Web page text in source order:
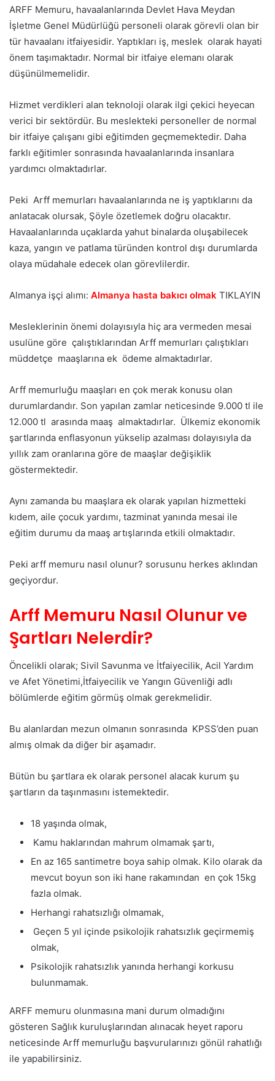
ARFF Memuru, havaalanlarında Devlet Hava Meydan
İşletme Genel Müdürlüğü personeli olarak görevli olan bir
tür havaalanı itfaiyesidir. Yaptıkları iş, meslek olarak hayati
önem taşımaktadır. Normal bir itfaiye elemanı olarak
düşünülmemelidir.
Hizmet verdikleri alan teknoloji olarak ilgi çekici heyecan
verici bir sektördür. Bu meslekteki personeller de normal
bir itfaiye çalışanı gibi eğitimden geçmemektedir. Daha
farklı eğitimler sonrasında havaalanlarında insanlara
yardımcı olmaktadırlar.
Peki Arff memurları havaalanlarında ne iş yaptıklarını da
anlatacak olursak, Şöyle özetlemek doğru olacaktır.
Havaalanlarında uçaklarda yahut binalarda oluşabilecek
kaza, yangın ve patlama türünden kontrol dışı durumlarda
olaya müdahale edecek olan görevlilerdir.
Almanya işçi alımı: Almanya hasta bakıcı olmak TIKLAYIN
Mesleklerinin önemi dolayısıyla hiç ara vermeden mesai
usulüne göre çalıştıklarından Arff memurları çalıştıkları
müddetçe maaşlarına ek ödeme almaktadırlar.
Arff memurluğu maaşları en çok merak konusu olan
durumlardandır. Son yapılan zamlar neticesinde 9.000 tl ile
12.000 tl arasında maaş almaktadırlar. Ülkemiz ekonomik
şartlarında enflasyonun yükselip azalması dolayısıyla da
yıllık zam oranlarına göre de maaşlar değişiklik
göstermektedir.
Aynı zamanda bu maaşlara ek olarak yapılan hizmetteki
kıdem, aile çocuk yardımı, tazminat yanında mesai ile
eğitim durumu da maaş artışlarında etkili olmaktadır.
Peki arff memuru nasıl olunur? sorusunu herkes aklından
geçiyordur.
Arff Memuru Nasıl Olunur ve
Şartları Nelerdir?
Öncelikli olarak; Sivil Savunma ve İtfaiyecilik, Acil Yardım
ve Afet Yönetimi,İtfaiyecilik ve Yangın Güvenliği adlı
bölümlerde eğitim görmüş olmak gerekmelidir.
Bu alanlardan mezun olmanın sonrasında KPSS’den puan
almış olmak da diğer bir aşamadır.
Bütün bu şartlara ek olarak personel alacak kurum şu
şartların da taşınmasını istemektedir.
18 yaşında olmak,
Kamu haklarından mahrum olmamak şartı,
En az 165 santimetre boya sahip olmak. Kilo olarak da
mevcut boyun son iki hane rakamından en çok 15kg
fazla olmak.
Herhangi rahatsızlığı olmamak,
Geçen 5 yıl içinde psikolojik rahatsızlık geçirmemiş
olmak,
Psikolojik rahatsızlık yanında herhangi korkusu
bulunmamak.
ARFF memuru olunmasına mani durum olmadığını
gösteren Sağlık kuruluşlarından alınacak heyet raporu
neticesinde Arff memurluğu başvurularınızı gönül rahatlığı
ile yapabilirsiniz.